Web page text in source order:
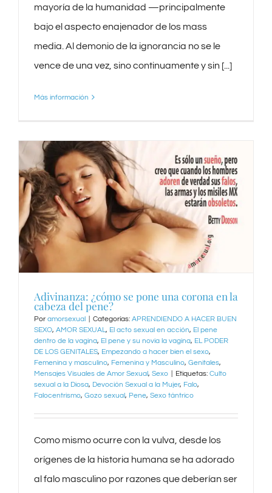
mayoría de la humanidad —principalmente
bajo el aspecto enajenador de los mass
media. Al demonio de la ignorancia no se le
vence de una vez, sino continuamente y sin [...]
Más información
Adivinanza: ¿cómo se pone una corona en la
cabeza del pene?
Por amorsexual Categorías: APRENDIENDO A HACER BUEN
SEXO, AMOR SEXUAL, El acto sexual en acción, El pene
dentro de la vagina, El pene y su novia la vagina, EL PODER
DE LOS GENITALES, Empezando a hacer bien el sexo,
Femenina y masculino, Femenina y Masculino, Genitales,
Mensajes Visuales de Amor Sexual, Sexo Etiquetas: Culto
sexual a la Diosa, Devoción Sexual a la Mujer, Falo,
Falocentrismo, Gozo sexual, Pene, Sexo tántrico
Como mismo ocurre con la vulva, desde los
orígenes de la historia humana se ha adorado
al falo masculino por razones que deberían ser